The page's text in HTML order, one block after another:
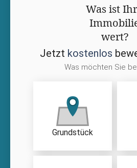
Was ist
wert?
Jetzt kostenlos
Was möchten Sie
Grundstück